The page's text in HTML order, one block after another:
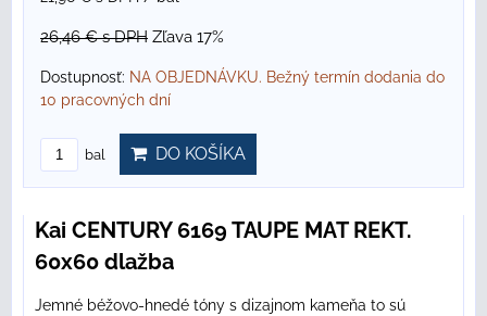
26,46 €s DPH Zľava 17%
Dostupnosť: NA OBJEDNÁVKU. Bežný termín dodania do
10 pracovných dní
bal DO KOŠÍKA
Kai CENTURY 6169 TAUPE MAT REKT.
60x60 dlažba
Jemné béžovo-hnedé tóny s dizajnom kameňa to sú